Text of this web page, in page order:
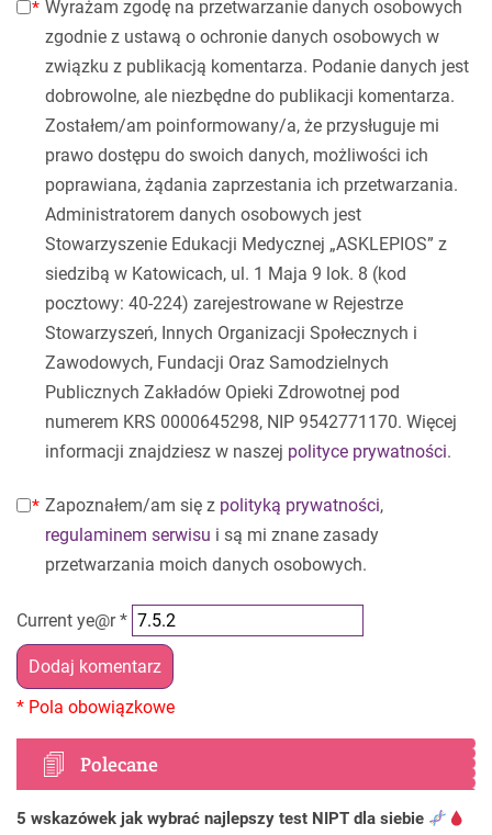
Wyrażam zgodę na przetwarzanie danych osobowych
zgodnie z ustawą o ochronie danych osobowych w
związku z publikacją komentarza. Podanie danych jest
dobrowolne, ale niezbędne do publikacji komentarza.
Zostałem/am poinformowany/a, że przysługuje mi
prawo dostępu do swoich danych, możliwości ich
poprawiana, żądania zaprzestania ich przetwarzania.
Administratorem danych osobowych jest
Stowarzyszenie Edukacji Medycznej „ASKLEPIOS” z
siedzibą w Katowicach, ul. 1 Maja 9 lok. 8 (kod
pocztowy: 40-224) zarejestrowane w Rejestrze
Stowarzyszeń, Innych Organizacji Społecznych i
Zawodowych, Fundacji Oraz Samodzielnych
Publicznych Zakładów Opieki Zdrowotnej pod
numerem KRS 0000645298, NIP 9542771170. Więcej
informacji znajdziesz w naszej polityce prywatności.
Zapoznałem/am się z polityką prywatności,
regulaminem serwisu i są mi znane zasady
przetwarzania moich danych osobowych.
Current ye@r*
Polecane
5 wskazówek jak wybrać najlepszy test NIPT dla siebie